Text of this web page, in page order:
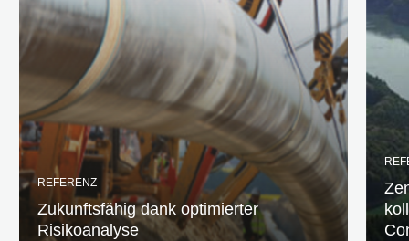
REFERENZ
Zukunftsfähig dank optimierter
Risikoanalyse